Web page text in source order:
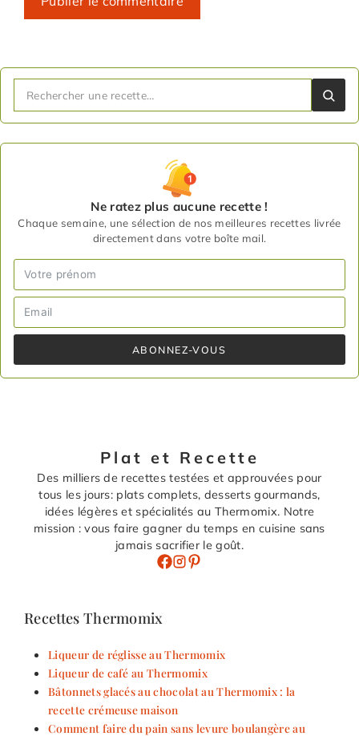
Ne ratez plus aucune recette !
Chaque semaine, une sélection de nos meilleures recettes livrée
directement dans votre boîte mail.
ABONNEZ-VOUS
Plat et Recette
Des milliers de recettes testées et approuvées pour
tous les jours: plats complets, desserts gourmands,
idées légères et spécialités au Thermomix. Notre
mission : vous faire gagner du temps en cuisine sans
jamais sacrifier le goût.
Recettes Thermomix
Liqueur de réglisse au Thermomix
Liqueur de café au Thermomix
Bâtonnets glacés au chocolat au Thermomix : la
recette crémeuse maison
Comment faire du pain sans levure boulangère au